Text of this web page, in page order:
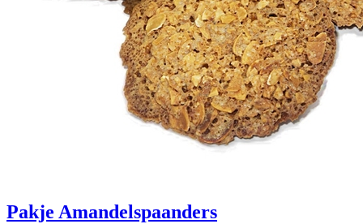
Pakje Amandelspaanders